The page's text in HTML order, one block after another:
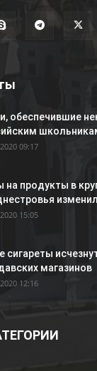
обеспечившие
09:17
на продукты в
15:05
сигареты
магазинов
12:16